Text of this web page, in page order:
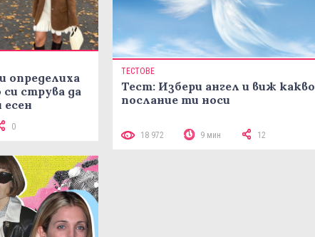
определиха
струва да
0
ТЕСТОВЕ
Тест: Избери ангел и виж какво
послание ти носи
18 972 9 мин 12